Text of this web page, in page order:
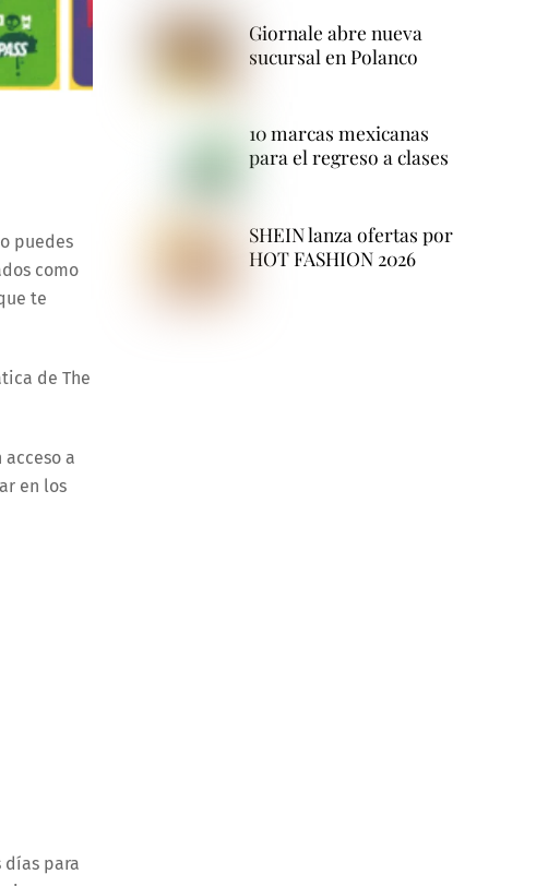
puedes
como
te
de The
a
en los
días para
Giornale abre nueva
sucursal en Polanco
10 marcas mexicanas
para el regreso a clases
SHEIN lanza ofertas por
HOT FASHION 2026